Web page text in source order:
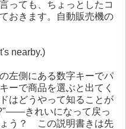
っても、ちょっとしたコ
おきます。自動販売機の
nearby.)
左側にある数字キーでパ
ーで商品を選ぶと出てく
はどうやって知ることが
きれいになって戻っ
う？ この説明書きは先